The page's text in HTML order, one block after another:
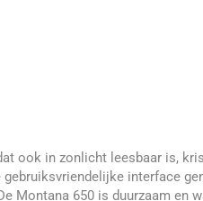
ook in zonlicht leesbaar is,
interface
Montana 650 is duurzaam en